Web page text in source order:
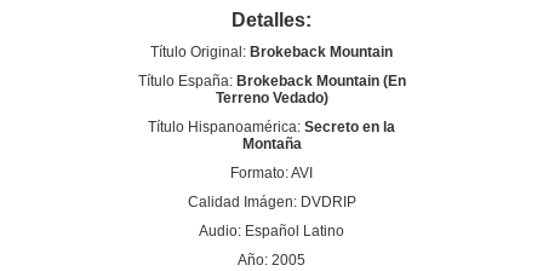
Detalles:
Título Original: Brokeback Mountain
Título España: Brokeback Mountain (En
Terreno Vedado)
Título Hispanoamérica: Secreto en la
Montaña
Formato: AVI
Calidad Imágen: DVDRIP
Audio: Español Latino
Año: 2005